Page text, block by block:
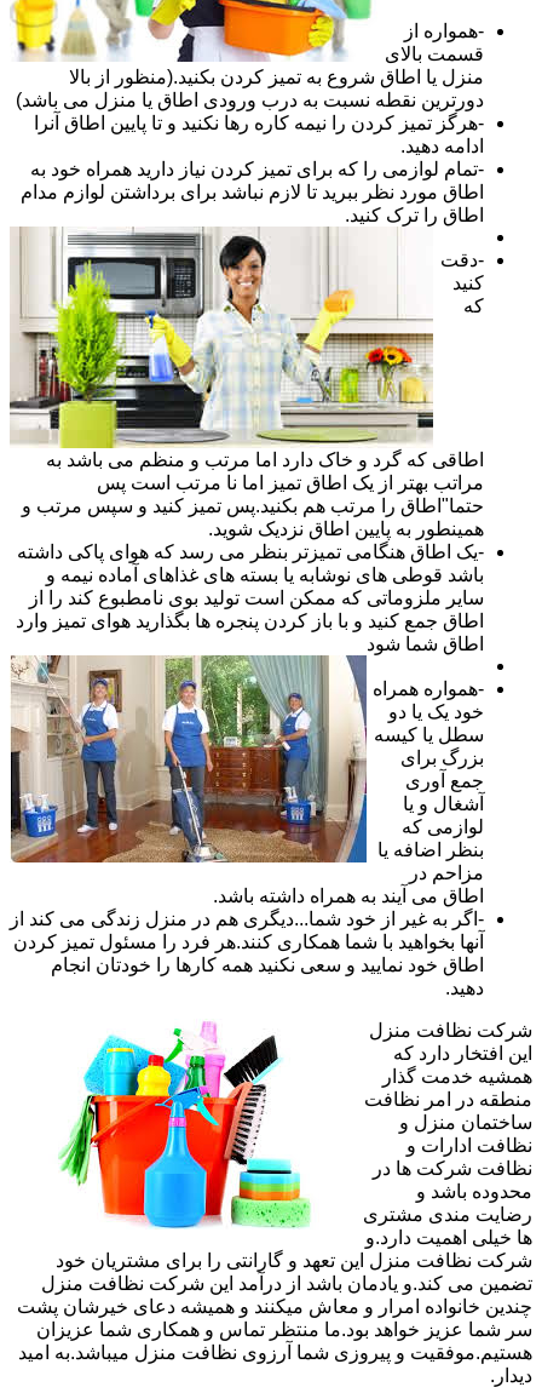
-همواره از
قسمت بالای
منزل یا اطاق شروع به تمیز کردن بکنید.(منظور از بالا
دورترین نقطه نسبت به درب ورودی اطاق یا منزل می باشد)
-هرگز تمیز کردن را نیمه کاره رها نکنید و تا پایین اطاق آنرا
ادامه دهید.
-تمام لوازمی را که برای تمیز کردن نیاز دارید همراه خود به
اطاق مورد نظر ببرید تا لازم نباشد برای برداشتن لوازم مدام
اطاق را ترک کنید.
-دقت
کنید
که
اطاقی که گرد و خاک دارد اما مرتب و منظم می باشد به
مراتب بهتر از یک اطاق تمیز اما نا مرتب است پس
حتما"اطاق را مرتب هم بکنید.پس تمیز کنید و سپس مرتب و
همینطور به پایین اطاق نزدیک شوید.
-یک اطاق هنگامی تمیزتر بنظر می رسد که هوای پاکی داشته
باشد قوطی های نوشابه یا بسته های غذاهای آماده نیمه و
سایر ملزوماتی که ممکن است تولید بوی نامطبوع کند را از
اطاق جمع کنید و با باز کردن پنجره ها بگذارید هوای تمیز وارد
اطاق شما شود
-همواره همراه
خود یک یا دو
سطل یا کیسه
بزرگ برای
جمع آوری
آشغال و یا
لوازمی که
بنظر اضافه یا
مزاحم در
اطاق می آیند به همراه داشته باشد.
-اگر به غیر از خود شما...دیگری هم در منزل زندگی می کند از
آنها بخواهید با شما همکاری کنند.هر فرد را مسئول تمیز کردن
اطاق خود نمایید و سعی نکنید همه کارها را خودتان انجام
دهید.
شرکت نظافت منزل
این افتخار دارد که
همشیه خدمت گذار
منطقه در امر نظافت
ساختمان منزل و
نظافت ادارات و
نظافت شرکت ها در
محدوده باشد و
رضایت مندی مشتری
ها خیلی اهمیت دارد.و
شرکت نظافت منزل این تعهد و گارانتی را برای مشتریان خود
تضمین می کند.و یادمان باشد از درآمد این شرکت نظافت منزل
چندین خانواده امرار و معاش میکنند و همیشه دعای خیرشان پشت
سر شما عزیز خواهد بود.ما منتظر تماس و همکاری شما عزیزان
هستیم.موفقیت و پیروزی شما آرزوی نظافت منزل میباشد.به امید
دیدار.